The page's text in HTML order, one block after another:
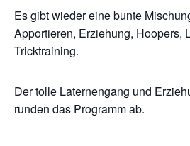
Es gibt wieder eine bunte
Apportieren, Erziehung, Hoopers,
Tricktraining.
Der tolle Laternengang und
runden das Programm ab.